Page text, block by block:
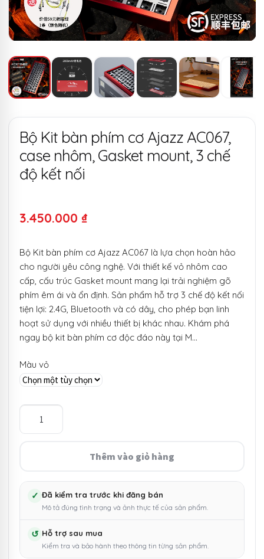
Bộ Kit bàn phím cơ Ajazz AC067,
case nhôm, Gasket mount, 3 chế
độ kết nối
3.450.000 ₫
Bộ Kit bàn phím cơ Ajazz AC067 là lựa chọn hoàn hảo
cho người yêu công nghệ. Với thiết kế vỏ nhôm cao
cấp, cấu trúc Gasket mount mang lại trải nghiệm gõ
phím êm ái và ổn định. Sản phẩm hỗ trợ 3 chế độ kết nối
tiện lợi: 2.4G, Bluetooth và có dây, cho phép bạn linh
hoạt sử dụng với nhiều thiết bị khác nhau. Khám phá
ngay bộ kit bàn phím cơ độc đáo này tại M…
Màu vỏ
Bộ
Ajazz
AC067,
Gasket
mount,
Thêm vào giỏ hàng
✓ Đã kiểm tra trước khi đăng bán
Mô tả đúng tình trạng và ảnh thực tế của sản phẩm.
↺ Hỗ trợ sau mua
Kiểm tra và bảo hành theo thông tin từng sản phẩm.